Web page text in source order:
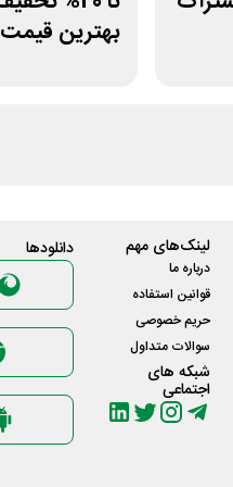
بهترین
لینک‌های مهم
درباره ما
قوانین استفاده
حریم خصوصی
سوالات متداول
شبکه های
اجتماعی
دانلود‌ها